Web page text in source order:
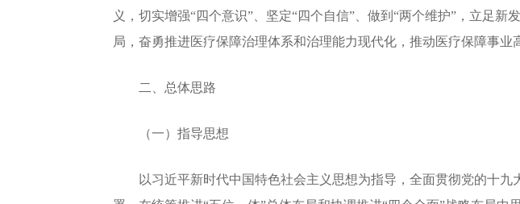
义，切实增强“四个意识”、坚定“四个自信”、做到“两个维护”，立足
局，奋勇推进医疗保障治理体系和治理能力现代化，推动医疗保障事
二、总体思路
（一）指导思想
以习近平新时代中国特色社会主义思想为指导，全面贯彻党的十九